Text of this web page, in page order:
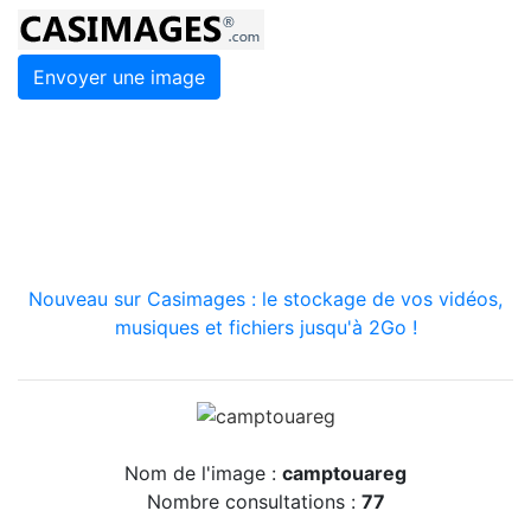
Envoyer une image
Nouveau sur Casimages : le stockage de vos vidéos,
musiques et fichiers jusqu'à 2Go !
Nom de l'image : camptouareg
Nombre consultations : 77